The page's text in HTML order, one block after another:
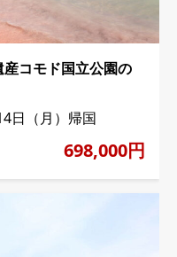
コモド国立公園の
日（月）帰国
698,000円